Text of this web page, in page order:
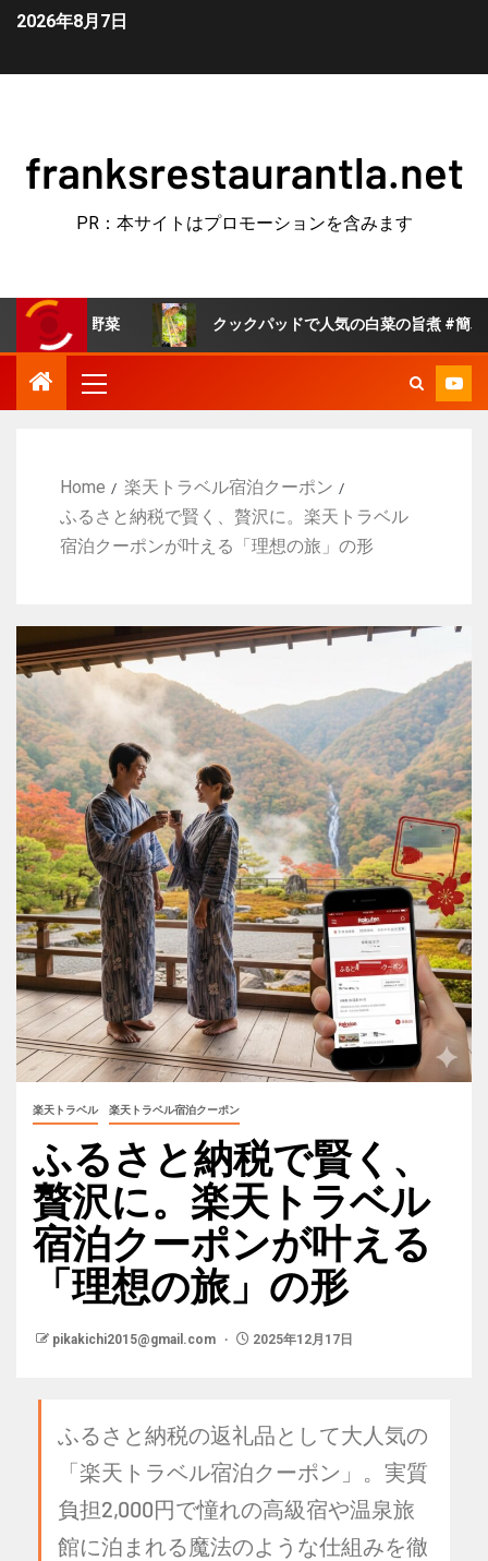
2026年8月7日
franksrestaurantla.net
PR：本サイトはプロモーションを含みます
クックパッドで人気の白菜の旨煮 #簡単レシピ #料理
Home
楽天トラベル宿泊クーポン
ふるさと納税で賢く、贅沢に。楽天トラベル
宿泊クーポンが叶える「理想の旅」の形
楽天トラベル 楽天トラベル宿泊クーポン
ふるさと納税で賢く、
贅沢に。楽天トラベル
宿泊クーポンが叶える
「理想の旅」の形
pikakichi2015@gmail.com 2025年12月17日
ふるさと納税の返礼品として大人気の
「楽天トラベル宿泊クーポン」。実質
負担2,000円で憧れの高級宿や温泉旅
館に泊まれる魔法のような仕組みを徹